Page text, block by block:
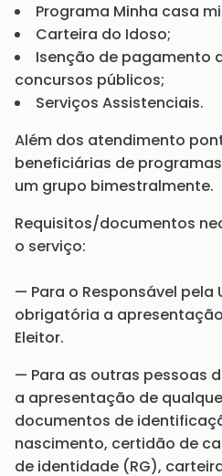
Programa Minha casa
Carteira do Idoso;
Isenção de pagamento
concursos públicos;
Serviços Assistenciais.
Além dos atendimento
beneficiárias de
um grupo bimestralmente.
Requisitos/documentos
o serviço:
— Para o Responsável pela
obrigatória a
Eleitor.
— Para as outras pessoas
a apresentação de
documentos de
nascimento, certidão de
de identidade (RG),